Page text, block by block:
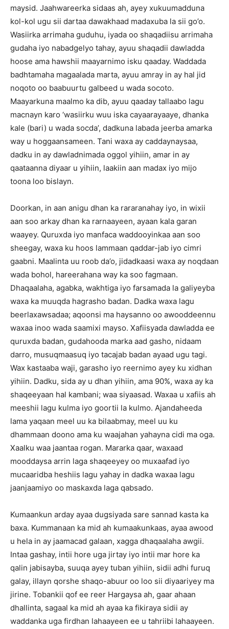
maysid. Jaahwareerka sidaas ah, ayey xukuumadduna
kol-kol ugu sii dartaa dawakhaad madaxuba la sii go’o.
Wasiirka arrimaha guduhu, iyada oo shaqadiisu arrimaha
gudaha iyo nabadgelyo tahay, ayuu shaqadii dawladda
hoose ama hawshii maayarnimo isku qaaday. Waddada
badhtamaha magaalada marta, ayuu amray in ay hal jid
noqoto oo baabuurtu galbeed u wada socoto.
Maayarkuna maalmo ka dib, ayuu qaaday tallaabo lagu
macnayn karo ‘wasiirku wuu iska cayaarayaaye, dhanka
kale (bari) u wada socda’, dadkuna labada jeerba amarka
way u hoggaansameen. Tani waxa ay caddaynaysaa,
dadku in ay dawladnimada oggol yihiin, amar in ay
qaataanna diyaar u yihiin, laakiin aan madax iyo mijo
toona loo bislayn.
Doorkan, in aan anigu dhan ka rararanahay iyo, in wixii
aan soo arkay dhan ka rarnaayeen, ayaan kala garan
waayey. Quruxda iyo manfaca waddooyinkaa aan soo
sheegay, waxa ku hoos lammaan qaddar-jab iyo cimri
gaabni. Maalinta uu roob da’o, jidadkaasi waxa ay noqdaan
wada bohol, hareerahana way ka soo fagmaan.
Dhaqaalaha, agabka, wakhtiga iyo farsamada la galiyeyba
waxa ka muuqda hagrasho badan. Dadka waxa lagu
beerlaxawsadaa; aqoonsi ma haysanno oo awooddeennu
waxaa inoo wada saamixi mayso. Xafiisyada dawladda ee
quruxda badan, gudahooda marka aad gasho, nidaam
darro, musuqmaasuq iyo tacajab badan ayaad ugu tagi.
Wax kastaaba waji, garasho iyo reernimo ayey ku xidhan
yihiin. Dadku, sida ay u dhan yihiin, ama 90%, waxa ay ka
shaqeeyaan hal kambani; waa siyaasad. Waxaa u xafiis ah
meeshii lagu kulma iyo goortii la kulmo. Ajandaheeda
lama yaqaan meel uu ka bilaabmay, meel uu ku
dhammaan doono ama ku waajahan yahayna cidi ma oga.
Xaalku waa jaantaa rogan. Mararka qaar, waxaad
mooddaysa arrin laga shaqeeyey oo muxaafad iyo
mucaaridba heshiis lagu yahay in dadka waxaa lagu
jaanjaamiyo oo maskaxda laga qabsado.
Kumaankun arday ayaa dugsiyada sare sannad kasta ka
baxa. Kummanaan ka mid ah kumaakunkaas, ayaa awood
u hela in ay jaamacad galaan, xagga dhaqaalaha awgii.
Intaa gashay, intii hore uga jirtay iyo intii mar hore ka
qalin jabisayba, suuqa ayey tuban yihiin, sidii adhi furuq
galay, illayn qorshe shaqo-abuur oo loo sii diyaariyey ma
jirine. Tobankii qof ee reer Hargaysa ah, gaar ahaan
dhallinta, sagaal ka mid ah ayaa ka fikiraya sidii ay
waddanka uga firdhan lahaayeen ee u tahriibi lahaayeen.